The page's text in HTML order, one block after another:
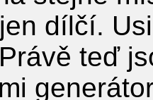
dílčí.
teď